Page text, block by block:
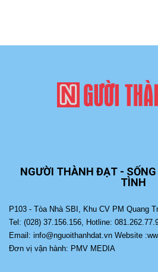
NGƯỜI THÀNH ĐẠT -
TÌNH
P103 - Tòa Nhà SBI, Khu CV PM Quang
Tel: (028) 37.156.156, Hotline:
Email: info@nguoithanhdat.vn Website
Đơn vị vận hành: PMV MEDIA